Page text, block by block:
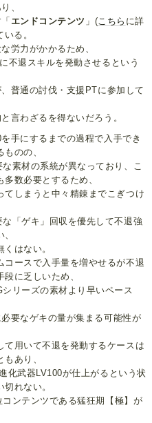
、
エンドコンテンツ 」(こちら に詳
る。
労力がかかるため、
不退スキルを発動させるという
普通の討伐・支援PTに参加して
言わざるを得ないだろう。
手にするまでの過程で入手でき
のの、
素材の系統が異なっており、こ
数必要とするため、
てしまうと中々精錬までこぎつけ
「ゲキ」回収を優先して不退強
はない。
コースで入手量を増やせるが不退
に乏しいため、
リーズの素材より早いペース
要なゲキの量が集まる可能性が
て用いて不退を発動するケースは
あり、
化武器LV100が仕上がるという状
れない。
ンテンツである猛狂期【極】が